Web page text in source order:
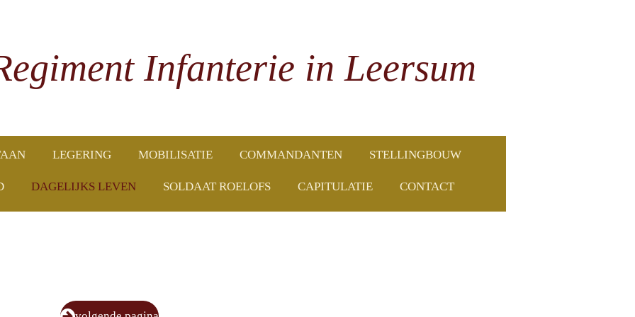
Infanterie in Leersum
LEGERING MOBILISATIE COMMANDANTEN STELLINGBOUW
DAGELIJKS LEVEN SOLDAAT ROELOFS CAPITULATIE CONTACT